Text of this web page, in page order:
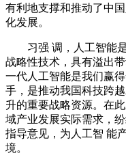
有利地支撑和推动了中
化发展。
习强 调，人工智能是
战略性技术，具有溢出
一代人工智能是我们赢
手，是推动我国科技跨
升的重要战略资源。在
域产业发展实际需求，
指导意见，为人工智 能
境。